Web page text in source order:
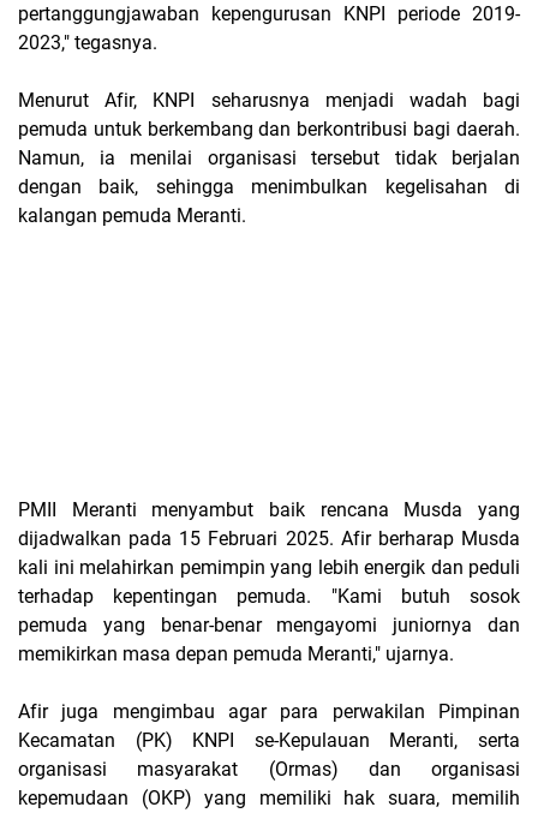
pertanggungjawaban kepengurusan KNPI periode 2019-
2023," tegasnya.
Menurut Afir, KNPI seharusnya menjadi wadah bagi
pemuda untuk berkembang dan berkontribusi bagi daerah.
Namun, ia menilai organisasi tersebut tidak berjalan
dengan baik, sehingga menimbulkan kegelisahan di
kalangan pemuda Meranti.
PMII Meranti menyambut baik rencana Musda yang
dijadwalkan pada 15 Februari 2025. Afir berharap Musda
kali ini melahirkan pemimpin yang lebih energik dan peduli
terhadap kepentingan pemuda. "Kami butuh sosok
pemuda yang benar-benar mengayomi juniornya dan
memikirkan masa depan pemuda Meranti," ujarnya.
Afir juga mengimbau agar para perwakilan Pimpinan
Kecamatan (PK) KNPI se-Kepulauan Meranti, serta
organisasi masyarakat (Ormas) dan organisasi
kepemudaan (OKP) yang memiliki hak suara, memilih